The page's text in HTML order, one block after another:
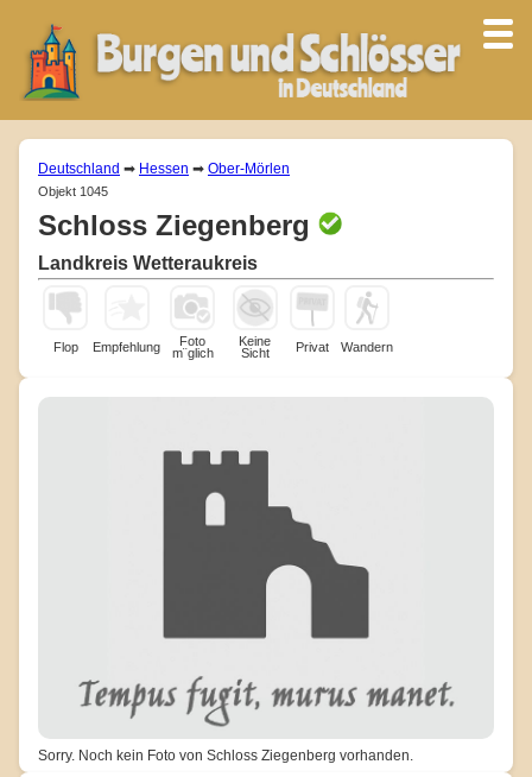
Deutschland ➡ Hessen ➡ Ober-Mörlen
Objekt 1045
Schloss Ziegenberg
Landkreis Wetteraukreis
Flop Empfehlung
Foto
m¨glich
Keine
Sicht
Privat Wandern
Sorry. Noch kein Foto von Schloss Ziegenberg vorhanden.